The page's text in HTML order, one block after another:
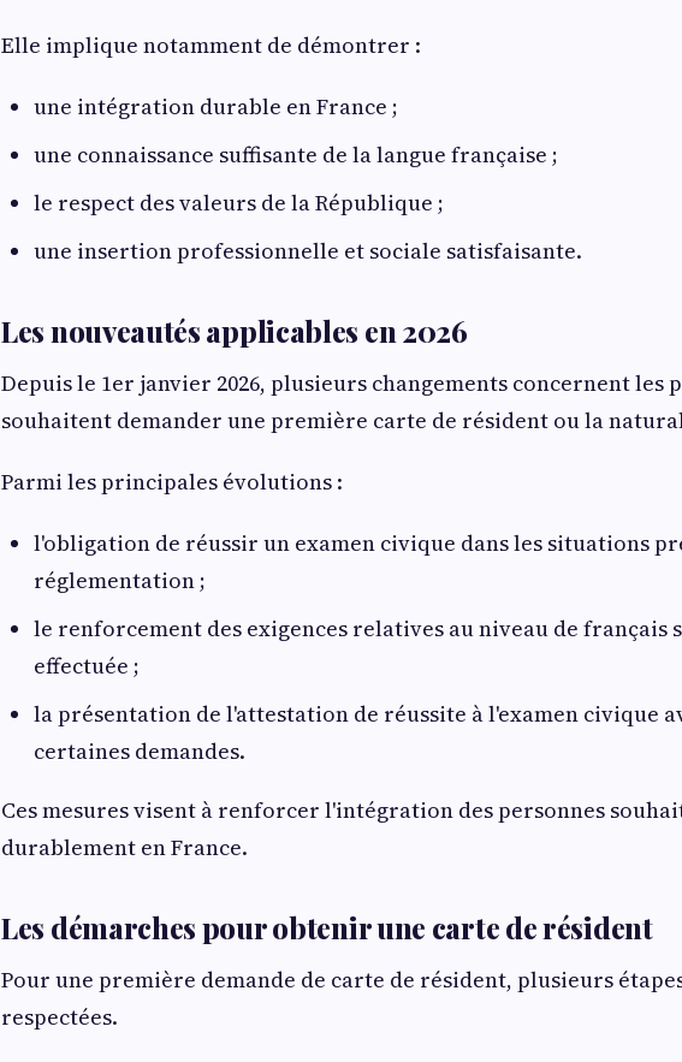
Elle implique notamment de démontrer :
une intégration durable en France ;
une connaissance suffisante de la langue française ;
le respect des valeurs de la République ;
une insertion professionnelle et sociale satisfaisante.
Les nouveautés applicables en 2026
Depuis le 1er janvier 2026, plusieurs changements concernent les
souhaitent demander une première carte de résident ou la
Parmi les principales évolutions :
l'obligation de réussir un examen civique dans les situations
réglementation ;
le renforcement des exigences relatives au niveau de français
effectuée ;
la présentation de l'attestation de réussite à l'examen civique
certaines demandes.
Ces mesures visent à renforcer l'intégration des personnes
durablement en France.
Les démarches pour obtenir une carte de résident
Pour une première demande de carte de résident, plusieurs
respectées.